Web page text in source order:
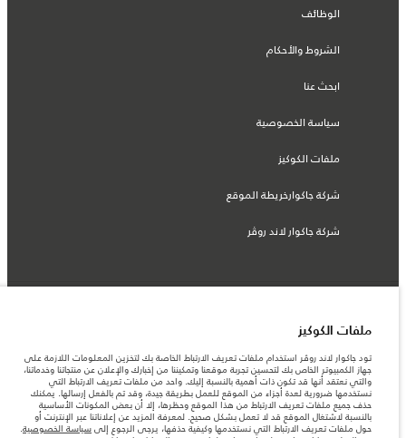
الوظائف
الشروط والأحكام
ابحث عنا
سياسة الخصوصية
ملفات الكوكيز
شركة جاكوارخريطة الموقع
شركة جاكوار لاند روڤر
المغرب, سميا
المعلومات والمواصفات والأسعار والألوان المذكورة على هذا الموقع قد تختلف من بلد إلى
آخر، كما أنّها قد تتغير بدون إشعار مسبق. الرجاء التواصل مع وكيلنا المحلي للتأكد من توفّرها
والتحقق من الأسعار.
الأرقام المقدمة هي نتيجة لاختبارات المصنع الرسمية وفقاً لتشريعات الاتحاد الأوروبي. قد
يتباين استهلك الوقود الفعلي للمركبة عن ذلك المتحقق في تلك الاختبارات كما أن هذه
الأرقام بغرض المقارنة فحسب.
ملفات الكوكيز
تود جاكوار لاند روڤر استخدام ملفات تعريف الارتباط الخاصة بك لتخزين المعلومات اللازمة على
جهاز الكمبيوتر الخاص بك لتحسين تجربة موقعنا وتمكيننا من إخبارك والإعلان عن منتجاتنا وخدماتنا،
والتي نعتقد أنها قد تكون ذات أهمية بالنسبة إليك. واحد من ملفات تعريف الارتباط التي
نستخدمها ضرورية لعدة أجزاء من الموقع للعمل بطريقة جيدة، وقد تم بالفعل إرسالها. يمكنك
حذف جميع ملفات تعريف الارتباط من هذا الموقع وحظرها، إلا أن بعض المكونات الأساسية
بالنسبة لاشتغال الموقع قد لا تعمل بشكل صحيح. لمعرفة المزيد عن إعلاناتنا عبر الإنترنت أو
حول ملفات تعريف الارتباط التي نستخدمها وكيفية حذفها، يرجى الرجوع إلى سياسة الخصوصية.